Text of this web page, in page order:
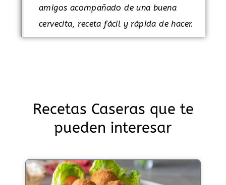
amigos acompañado de una buena
cervecita, receta fácil y rápida de hacer.
Recetas Caseras que te
pueden interesar